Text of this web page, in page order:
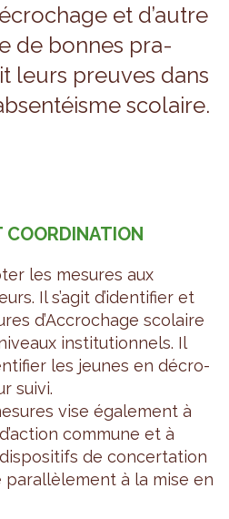
et d’autre
de bonnes pra­
leurs preuves dans
sco­laire.
COOR­DI­NA­TION
les mesures aux
Il s’agit d’iden­ti­fier et
d’Ac­cro­chage sco­laire
ins­ti­tu­tion­nels. Il
les jeunes en décro­
suivi.
vise éga­le­ment à
com­mune et à
de concer­ta­tion
paral­lè­le­ment à la mise en